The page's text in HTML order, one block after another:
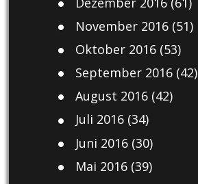
November 2016(51)
Oktober 2016(53)
September 2016(42)
August 2016(42)
Juli 2016(34)
Juni 2016(30)
Mai 2016(39)